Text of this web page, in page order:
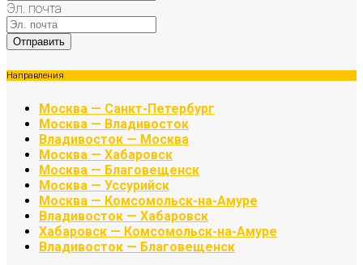
Эл. почта
Направления
Москва — Санкт-Петербург
Москва — Владивосток
Владивосток — Москва
Москва — Хабаровск
Москва — Благовещенск
Москва — Уссурийск
Москва — Комсомольск-на-Амуре
Владивосток — Хабаровск
Хабаровск — Комсомольск-на-Амуре
Владивосток — Благовещенск